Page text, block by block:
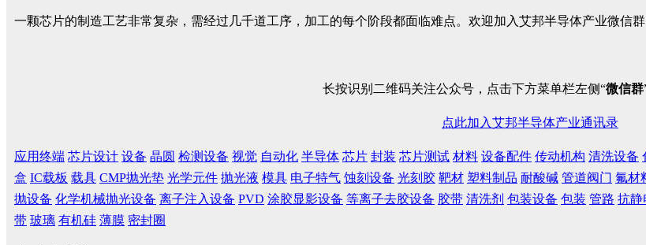
一颗芯片的制造工艺非常复杂，需经过几千道工序，加工的每个阶段都面临难点。欢迎加入艾邦半导体产业微信群
长按识别二维码关注公众号，点击下方菜单栏左侧“微信群
点此加入艾邦半导体产业通讯录
应用终端 芯片设计 设备 晶圆 检测设备 视觉 自动化 半导体 芯片 封装 芯片测试 材料 设备配件 传动机构 清洗设备
盒 IC载板 载具 CMP抛光垫 光学元件 抛光液 模具 电子特气 蚀刻设备 光刻胶 靶材 塑料制品 耐酸碱 管道阀门 氟材
抛设备 化学机械抛光设备 离子注入设备 PVD 涂胶显影设备 等离子去胶设备 胶带 清洗剂 包装设备 包装 管路 抗静
带 玻璃 有机硅 薄膜 密封圈